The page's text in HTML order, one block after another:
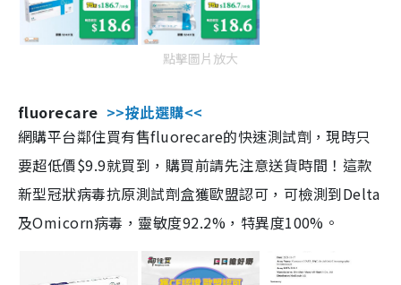
點擊圖片放大
fluorecare >>按此選購<<
網購平台鄰住買有售fluorecare的快速測試劑，現時只
要超低價$9.9就買到，購買前請先注意送貨時間！這款
新型冠狀病毒抗原測試劑盒獲歐盟認可，可檢測到Delta
及Omicorn病毒，靈敏度92.2%，特異度100%。